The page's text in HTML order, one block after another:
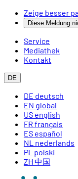
Zeige besser
Diese Meldung
Service
Mediathek
Kontakt
DE
DE deutsch
EN global
US english
FR français
ES español
NL nederlands
PL polski
ZH 中国